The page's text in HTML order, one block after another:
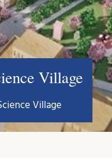
Village
Village